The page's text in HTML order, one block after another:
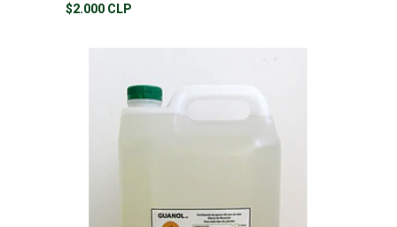
$2.000 CLP